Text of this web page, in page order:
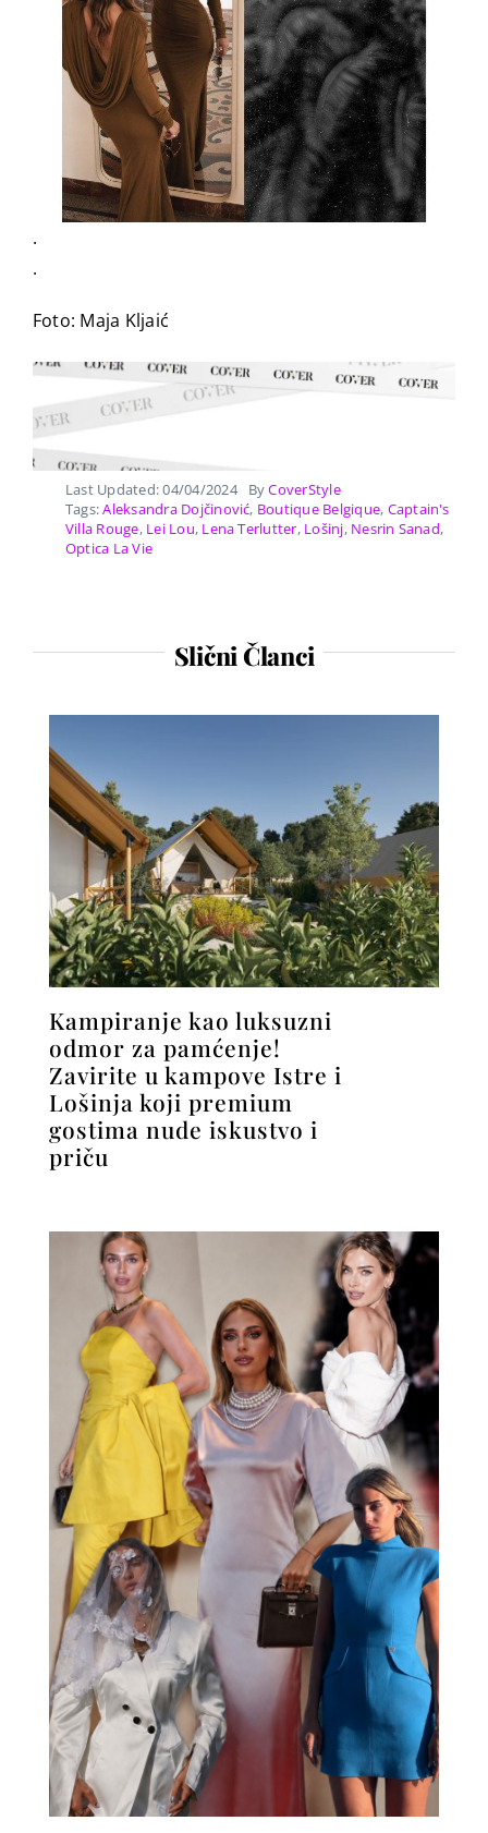
.
.
Foto: Maja Kljaić
Last Updated: 04/04/2024 ByCoverStyle
Tags:Aleksandra Dojčinović, Boutique Belgique, Captain's
Villa Rouge, Lei Lou, Lena Terlutter, Lošinj, Nesrin Sanad,
Optica La Vie
Slični Članci
Kampiranje kao luksuzni
odmor za pamćenje!
Zavirite u kampove Istre i
Lošinja koji premium
gostima nude iskustvo i
priču